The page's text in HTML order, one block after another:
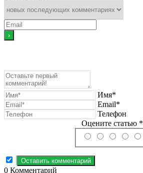
Имя*
Email*
Телефон
Оцените статью *
0 Комментарий